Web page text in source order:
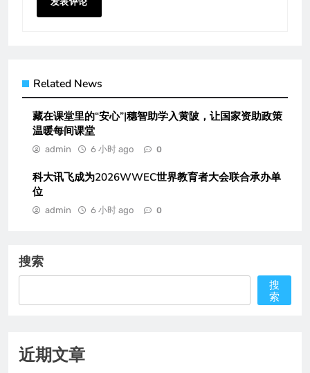
Related News
藏在课堂里的“安心”|穗智助学入黄陂，让国家资助政策
温暖每间课堂
admin 6 小时 ago 0
科大讯飞成为2026WWEC世界教育者大会联合承办单
位
admin 6 小时 ago 0
搜索
搜
索
近期文章